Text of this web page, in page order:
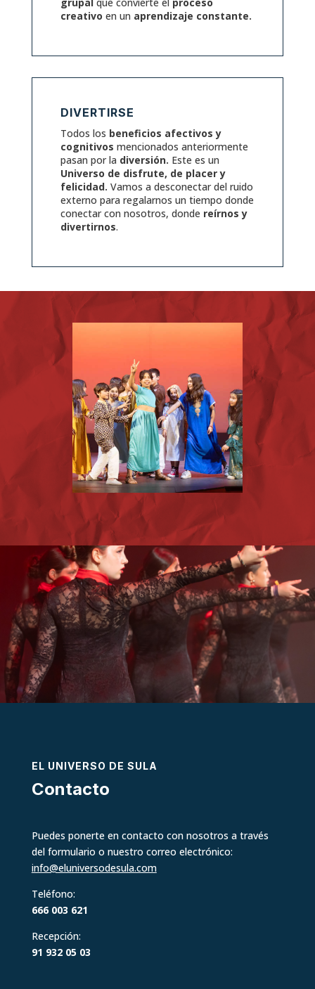
grupal que convierte el proceso
creativo en un aprendizaje constante.
DIVERTIRSE
Todos los beneficios afectivos y
cognitivos mencionados anteriormente
pasan por la diversión. Este es un
Universo de disfrute, de placer y
felicidad. Vamos a desconectar del ruido
externo para regalarnos un tiempo donde
conectar con nosotros, donde reírnos y
divertirnos.
EL UNIVERSO DE SULA
Contacto
Puedes ponerte en contacto con nosotros a través
del formulario o nuestro correo electrónico:
info@eluniversodesula.com
Teléfono:
666 003 621
Recepción:
91 932 05 03